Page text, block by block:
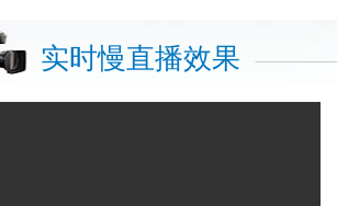
实时慢直播效果